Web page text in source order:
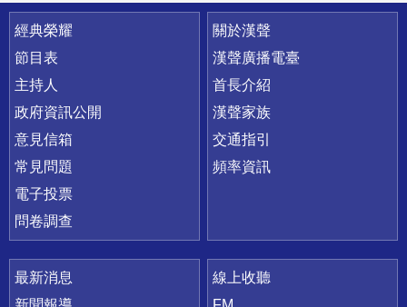
快速連結
經典榮耀
節目表
主持人
政府資訊公開
意見信箱
常見問題
電子投票
問卷調查
關於漢聲
漢聲廣播電臺
首長介紹
漢聲家族
交通指引
頻率資訊
最新消息
線上收聽